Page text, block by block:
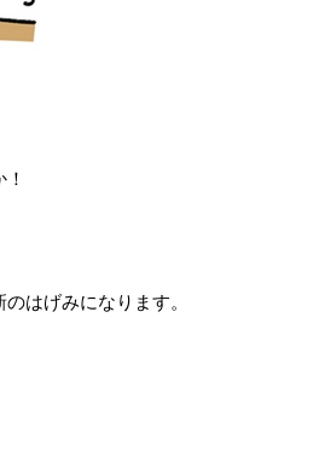
はげみになります。